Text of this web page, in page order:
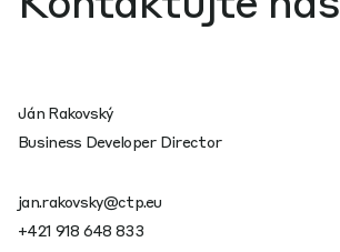
Ján Rakovský
Business Developer Director
jan.rakovsky@ctp.eu
+421 918 648 833